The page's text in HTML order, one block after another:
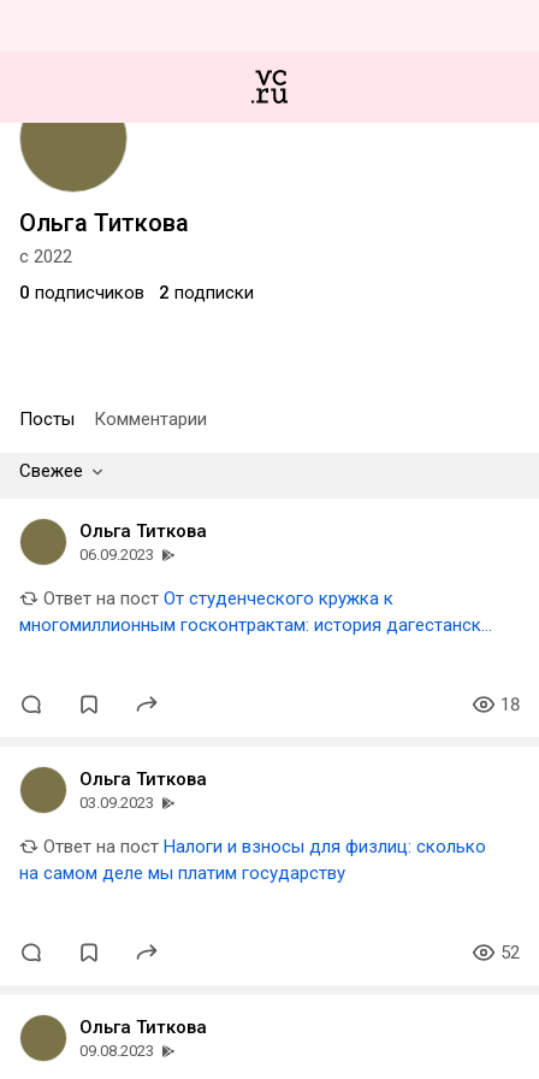
Ольга Титкова
с 2022
0 подписчиков 2 подписки
Посты Комментарии
Свежее
Ольга Титкова
06.09.2023
Ответ на пост От студенческого кружка к
многомиллионным госконтрактам: история дагестанской
18
Ольга Титкова
03.09.2023
Ответ на пост Налоги и взносы для физлиц: сколько
на самом деле мы платим государству
52
Ольга Титкова
09.08.2023